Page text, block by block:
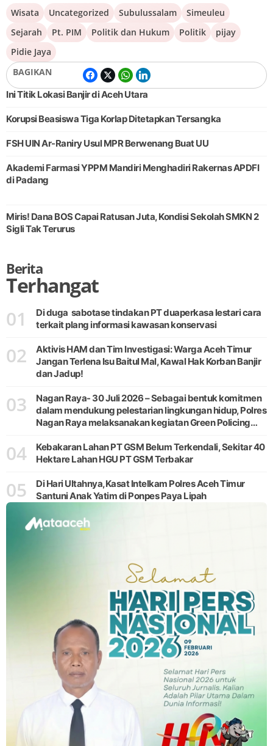
Wisata Uncategorized Subulussalam
Simeuleu
Sejarah
Pt. PIM Politik dan Hukum Politik
pijay
Pidie Jaya
BAGIKAN
Ini Titik Lokasi Banjir di Aceh Utara
Korupsi Beasiswa Tiga Korlap Ditetapkan Tersangka
FSH UIN Ar-Raniry Usul MPR Berwenang Buat UU
Akademi Farmasi YPPM Mandiri Menghadiri Rakernas APDFI
di Padang
Miris! Dana BOS Capai Ratusan Juta, Kondisi Sekolah SMKN 2
Sigli Tak Terurus
Berita
Terhangat
01
Di duga sabotase tindakan PT duaperkasa lestari cara
terkait plang informasi kawasan konservasi
02
Aktivis HAM dan Tim Investigasi: Warga Aceh Timur
Jangan Terlena Isu Baitul Mal, Kawal Hak Korban Banjir
dan Jadup!
03
Nagan Raya- 30 Juli 2026 – Sebagai bentuk komitmen
dalam mendukung pelestarian lingkungan hidup, Polres
Nagan Raya melaksanakan kegiatan Green Policing
Kecamatan Beutong, Kabupaten
04
Kebakaran Lahan PT GSM Belum Terkendali, Sekitar 40
Hektare Lahan HGU PT GSM Terbakar
05
Di Hari Ultahnya,Kasat Intelkam Polres Aceh Timur
Santuni Anak Yatim di Ponpes Paya Lipah